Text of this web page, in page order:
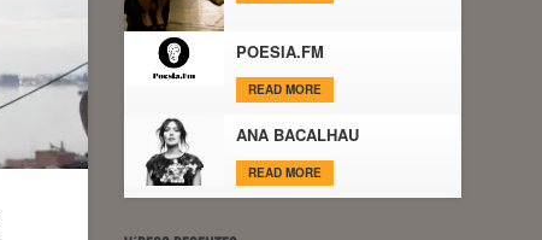
POESIA.FM
READ MORE
ANA BACALHAU
READ MORE